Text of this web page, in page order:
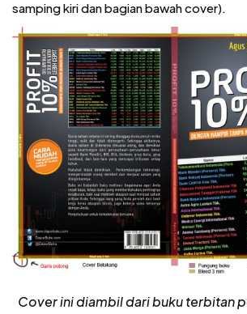
samping kiri dan bagian bawah cover).
Cover ini diambil dari buku terbitan